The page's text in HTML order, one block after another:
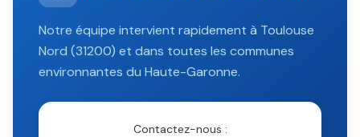
Notre équipe intervient rapidement à Toulouse
Nord (31200) et dans toutes les communes
environnantes du Haute-Garonne.
Contactez-nous :